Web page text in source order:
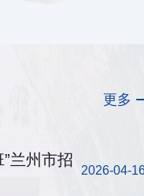
更多
兰州市招
2026-04-